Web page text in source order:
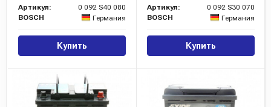
Артикул:
0 092 S40 080
BOSCH
Германия
Купить
Артикул:
0 092 S30 070
BOSCH
Германия
Купить